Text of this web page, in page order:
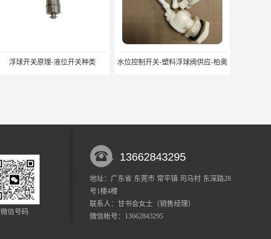
浮球开关原理-液位开关种类 水位控制开关-塑料浮球阀供应-柏奥
液位传感器 GPS油位控制器 油耗传感器厂家
微信号码
13662843295
地址：广东省 东莞市 常平镇 司马村 东深路28
号1楼4楼
联系人：甘书会女士 （销售经理）
微信帐号：13662843295